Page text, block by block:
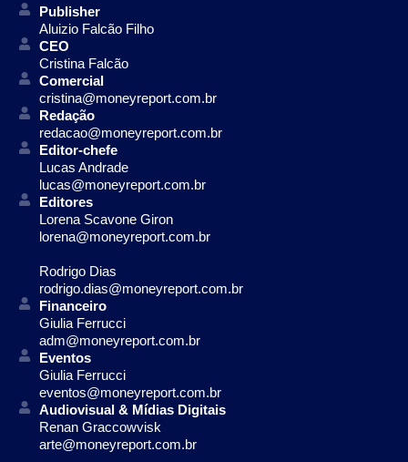
Publisher
Aluizio Falcão Filho
CEO
Cristina Falcão
Comercial
cristina@moneyreport.com.br
Redação
redacao@moneyreport.com.br
Editor-chefe
Lucas Andrade
lucas@moneyreport.com.br
Editores
Lorena Scavone Giron
lorena@moneyreport.com.br
Rodrigo Dias
rodrigo.dias@moneyreport.com.br
Financeiro
Giulia Ferrucci
adm@moneyreport.com.br
Eventos
Giulia Ferrucci
eventos@moneyreport.com.br
Audiovisual & Mídias Digitais
Renan Graccowvisk
arte@moneyreport.com.br